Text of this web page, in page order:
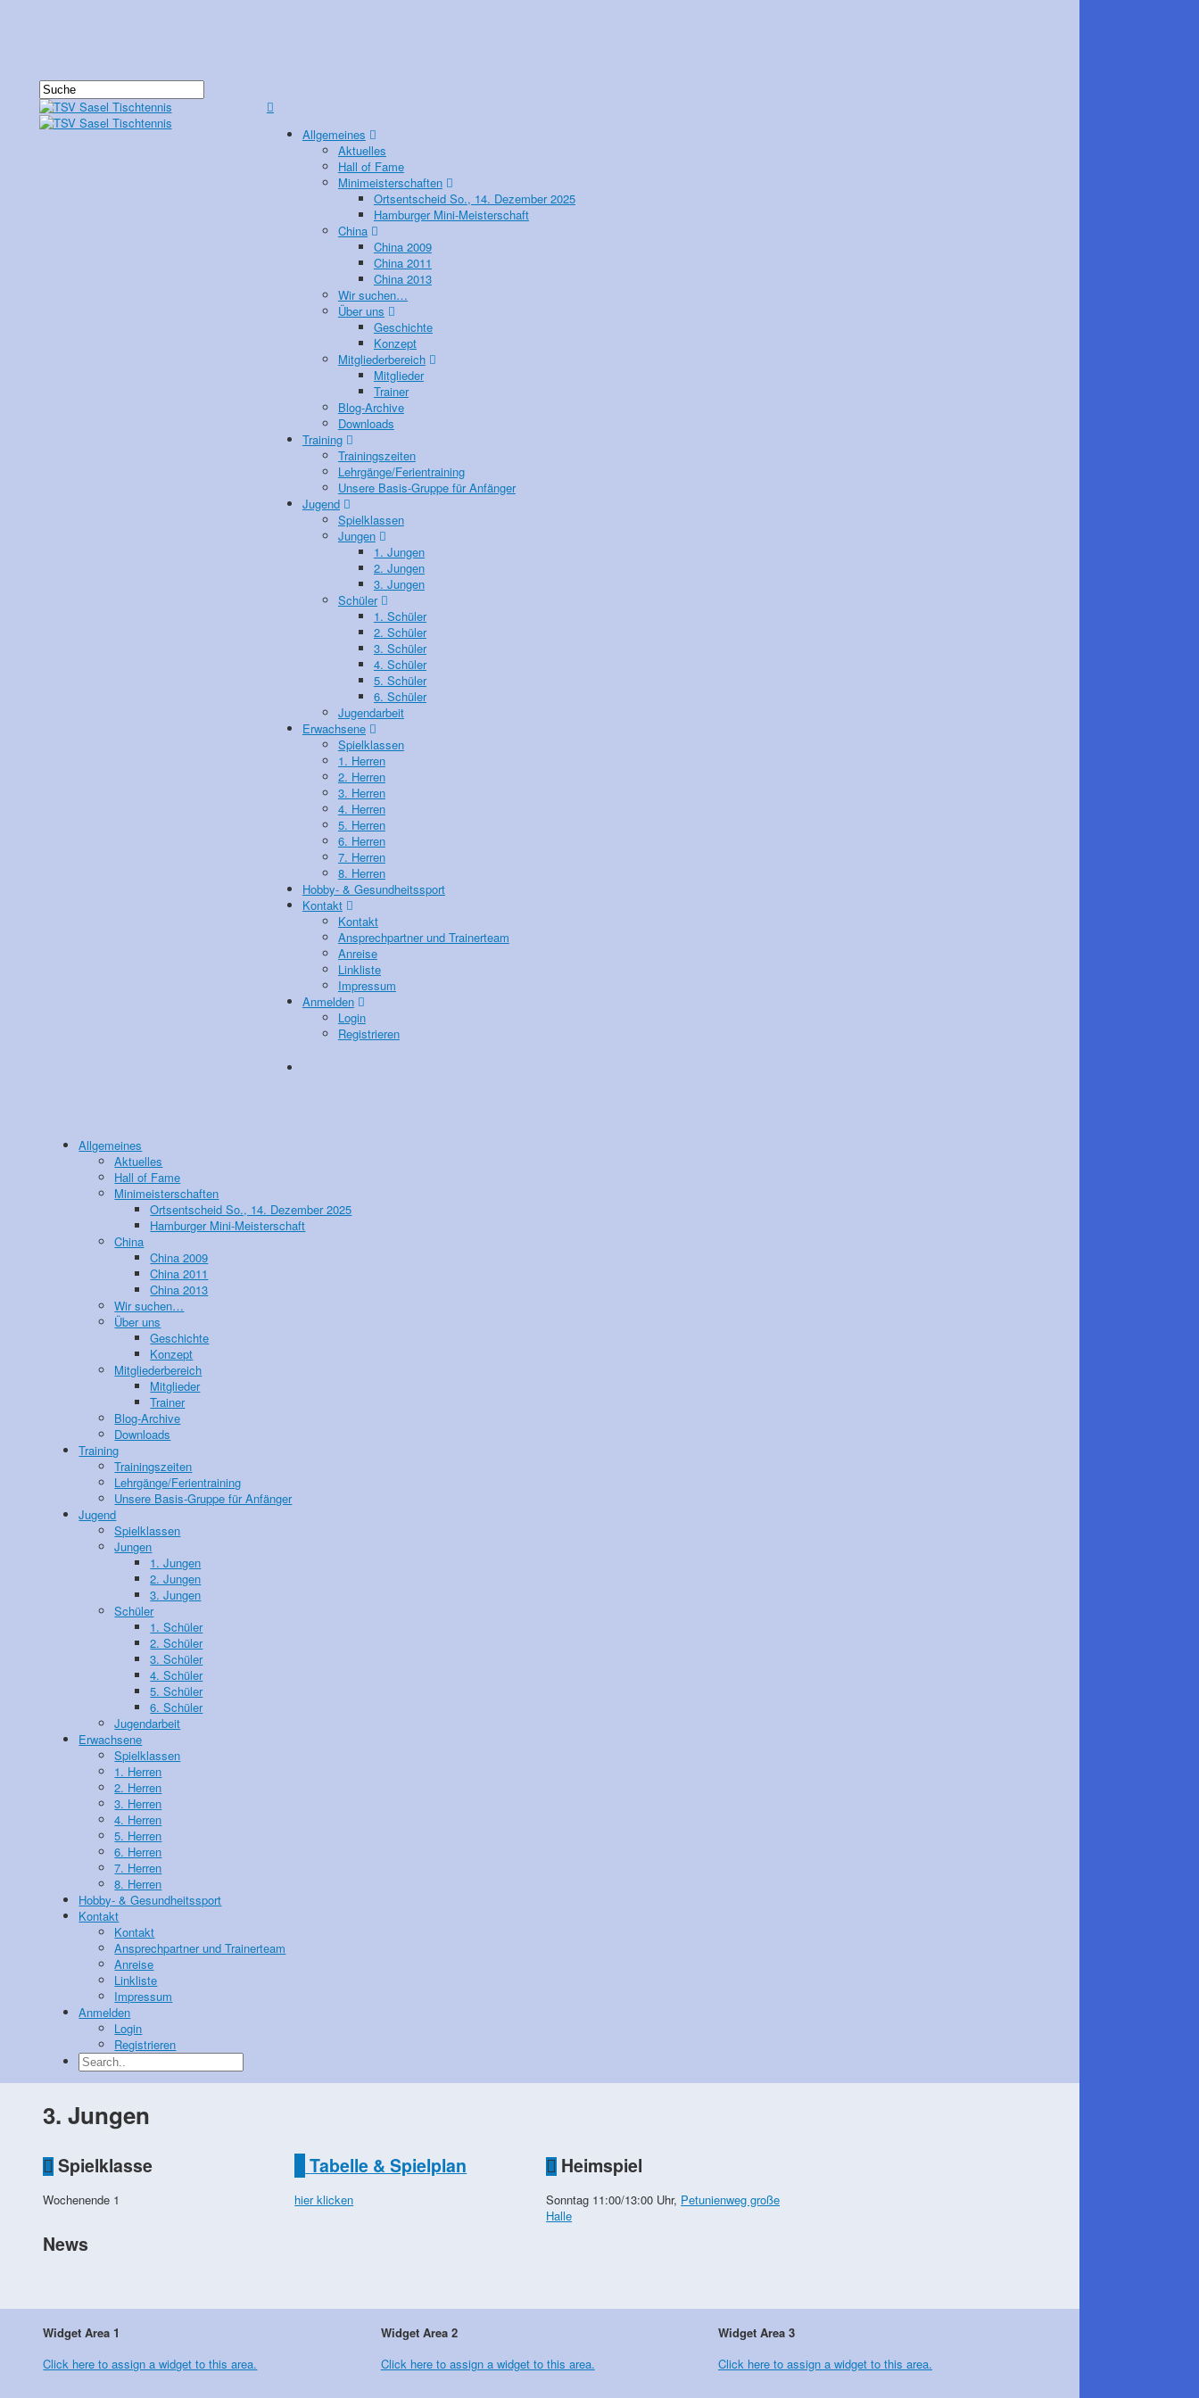
Allgemeines
Aktuelles
Hall of Fame
Minimeisterschaften
Ortsentscheid So., 14. Dezember 2025
Hamburger Mini-Meisterschaft
China
China 2009
China 2011
China 2013
Wir suchen…
Über uns
Geschichte
Konzept
Mitgliederbereich
Mitglieder
Trainer
Blog-Archive
Downloads
Training
Trainingszeiten
Lehrgänge/Ferientraining
Unsere Basis-Gruppe für Anfänger
Jugend
Spielklassen
Jungen
1. Jungen
2. Jungen
3. Jungen
Schüler
1. Schüler
2. Schüler
3. Schüler
4. Schüler
5. Schüler
6. Schüler
Jugendarbeit
Erwachsene
Spielklassen
1. Herren
2. Herren
3. Herren
4. Herren
5. Herren
6. Herren
7. Herren
8. Herren
Hobby- & Gesundheitssport
Kontakt
Kontakt
Ansprechpartner und Trainerteam
Anreise
Linkliste
Impressum
Anmelden
Login
Registrieren
Allgemeines
Aktuelles
Hall of Fame
Minimeisterschaften
Ortsentscheid So., 14. Dezember 2025
Hamburger Mini-Meisterschaft
China
China 2009
China 2011
China 2013
Wir suchen…
Über uns
Geschichte
Konzept
Mitgliederbereich
Mitglieder
Trainer
Blog-Archive
Downloads
Training
Trainingszeiten
Lehrgänge/Ferientraining
Unsere Basis-Gruppe für Anfänger
Jugend
Spielklassen
Jungen
1. Jungen
2. Jungen
3. Jungen
Schüler
1. Schüler
2. Schüler
3. Schüler
4. Schüler
5. Schüler
6. Schüler
Jugendarbeit
Erwachsene
Spielklassen
1. Herren
2. Herren
3. Herren
4. Herren
5. Herren
6. Herren
7. Herren
8. Herren
Hobby- & Gesundheitssport
Kontakt
Kontakt
Ansprechpartner und Trainerteam
Anreise
Linkliste
Impressum
Anmelden
Login
Registrieren
3. Jungen
Spielklasse
Wochenende 1
Tabelle & Spielplan
hier klicken
Heimspiel
Sonntag 11:00/13:00 Uhr, Petunienweg große
Halle
News
Widget Area 1
Click here to assign a widget to this area.
Widget Area 2
Click here to assign a widget to this area.
Widget Area 3
Click here to assign a widget to this area.